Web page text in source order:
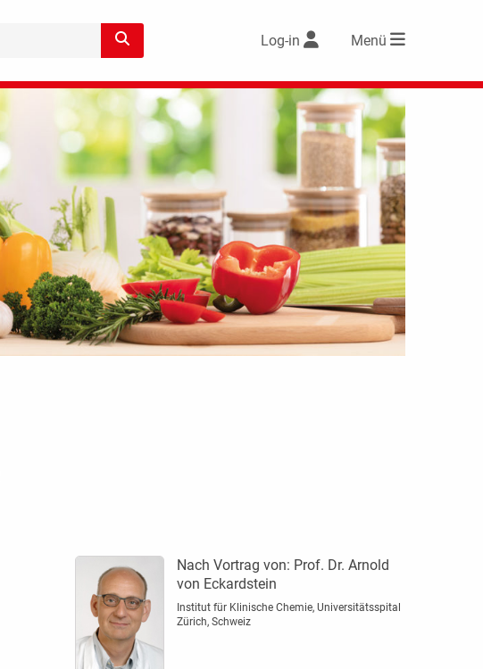
Log-in Menü
Nach Vortrag von: Prof. Dr. Arnold
von Eckardstein
Institut für Klinische Chemie, Universitätsspital
Zürich, Schweiz